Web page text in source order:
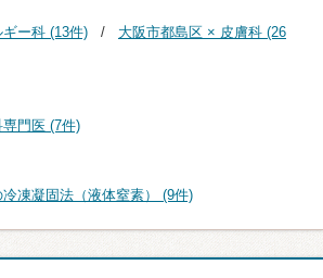
ー科 (13件)
大阪市都島区 × 皮膚科 (26
門医 (7件)
凍凝固法（液体窒素） (9件)